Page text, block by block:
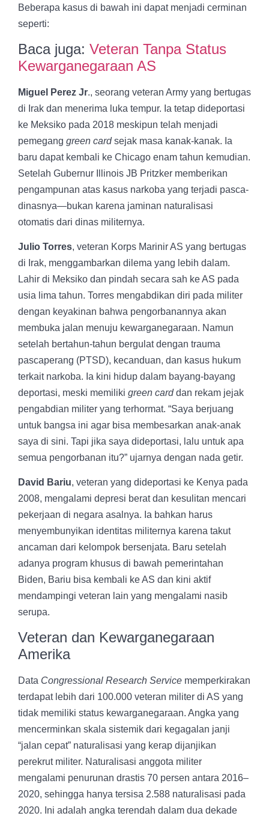
Beberapa kasus di bawah ini dapat menjadi cerminan
seperti:
Baca juga: Veteran Tanpa Status
Kewarganegaraan AS
Miguel Perez Jr., seorang veteran Army yang bertugas
di Irak dan menerima luka tempur. Ia tetap dideportasi
ke Meksiko pada 2018 meskipun telah menjadi
pemegang green cardsejak masa kanak-kanak. Ia
baru dapat kembali ke Chicago enam tahun kemudian.
Setelah Gubernur Illinois JB Pritzker memberikan
pengampunan atas kasus narkoba yang terjadi pasca-
dinasnya—bukan karena jaminan naturalisasi
otomatis dari dinas militernya.
Julio Torres, veteran Korps Marinir AS yang bertugas
di Irak, menggambarkan dilema yang lebih dalam.
Lahir di Meksiko dan pindah secara sah ke AS pada
usia lima tahun. Torres mengabdikan diri pada militer
dengan keyakinan bahwa pengorbanannya akan
membuka jalan menuju kewarganegaraan. Namun
setelah bertahun-tahun bergulat dengan trauma
pascaperang (PTSD), kecanduan, dan kasus hukum
terkait narkoba. Ia kini hidup dalam bayang-bayang
deportasi, meski memiliki green carddan rekam jejak
pengabdian militer yang terhormat. “Saya berjuang
untuk bangsa ini agar bisa membesarkan anak-anak
saya di sini. Tapi jika saya dideportasi, lalu untuk apa
semua pengorbanan itu?” ujarnya dengan nada getir.
David Bariu, veteran yang dideportasi ke Kenya pada
2008, mengalami depresi berat dan kesulitan mencari
pekerjaan di negara asalnya. Ia bahkan harus
menyembunyikan identitas militernya karena takut
ancaman dari kelompok bersenjata. Baru setelah
adanya program khusus di bawah pemerintahan
Biden, Bariu bisa kembali ke AS dan kini aktif
mendampingi veteran lain yang mengalami nasib
serupa.
Veteran dan Kewarganegaraan
Amerika
Data Congressional Research Service memperkirakan
terdapat lebih dari 100.000 veteran militer di AS yang
tidak memiliki status kewarganegaraan. Angka yang
mencerminkan skala sistemik dari kegagalan janji
“jalan cepat” naturalisasi yang kerap dijanjikan
perekrut militer. Naturalisasi anggota militer
mengalami penurunan drastis 70 persen antara 2016–
2020, sehingga hanya tersisa 2.588 naturalisasi pada
2020. Ini adalah angka terendah dalam dua dekade